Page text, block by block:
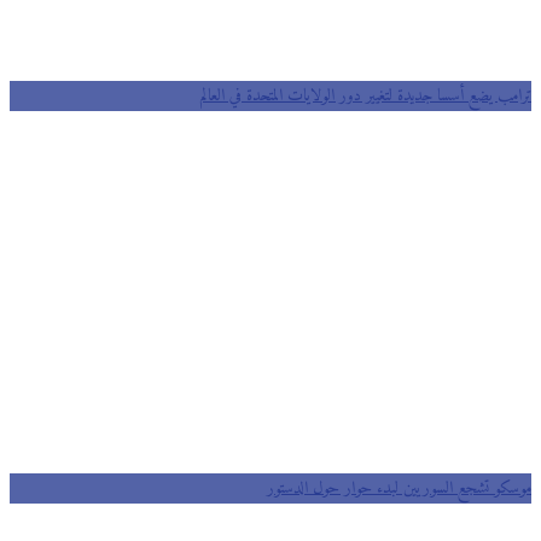
ترامب يضع أسسا جديدة لتغيير دور الولايات المتحدة في العالم
‎‫موسكو تشجع السوريين لبدء حوار حول الدستور